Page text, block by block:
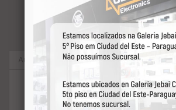
VEJA MAIS
Audium Performance